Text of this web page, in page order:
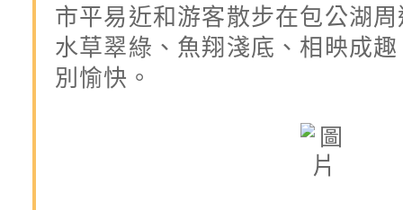
市平易近和游客散步在包公湖
水草翠綠、魚翔淺底、相映成
別愉快。